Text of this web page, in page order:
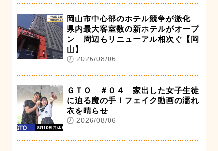
岡山市中心部のホテル競争が激化
県内最大客室数の新ホテルがオープ
ン 周辺もリニューアル相次ぐ【岡
山】
2026/08/06
ＧＴＯ ＃０４ 家出した女子生徒
に迫る魔の手！フェイク動画の濡れ
衣を晴らせ
2026/08/06